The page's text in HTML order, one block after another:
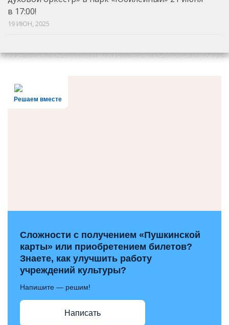
в 17:00!
19 ИЮН, 2025
Решаем вместе
Сложности с получением «Пушкинской
карты» или приобретением билетов?
Знаете, как улучшить работу
учреждений культуры?
Напишите — решим!
Написать